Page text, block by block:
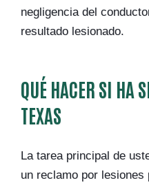
negligencia del
resultado lesionado.
QUÉ HACER SI HA
TEXAS
La tarea principal de
un reclamo por